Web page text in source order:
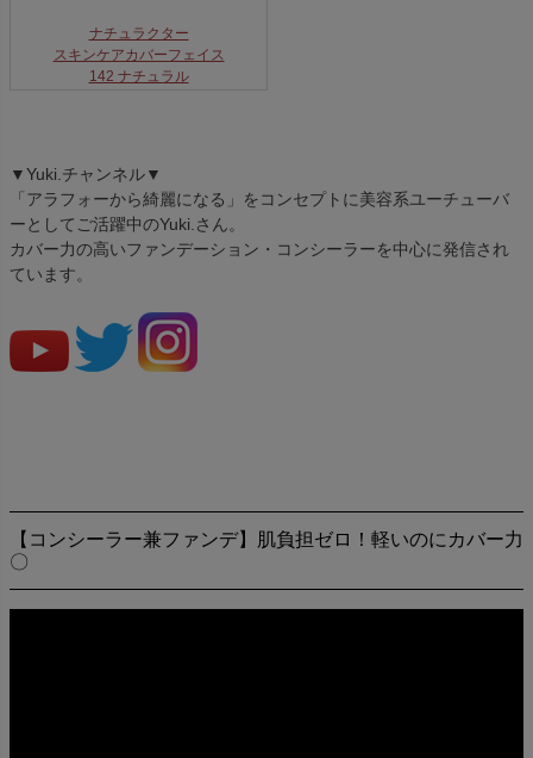
ナチュラクター
スキンケアカバーフェイス
142 ナチュラル
▼Yuki.チャンネル▼
「アラフォーから綺麗になる」をコンセプトに美容系ユーチューバ
ーとしてご活躍中のYuki.さん。
カバー力の高いファンデーション・コンシーラーを中心に発信され
ています。
【コンシーラー兼ファンデ】肌負担ゼロ！軽いのにカバー力
〇